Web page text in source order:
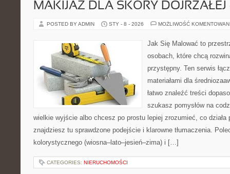
MAKIJAŻ DLA SKÓRY DOJRZAŁEJ
POSTED BY ADMIN STY - 8 - 2026 MOŻLIWOŚĆ
Jak Się Malować to
osobach, które chcą
przystępny. Ten serwis
materiałami dla
łatwo znaleźć treści
szukasz pomysłów na
wielkie wyjście albo chcesz po prostu lepiej zrozumieć, co działa
znajdziesz tu sprawdzone podejście i klarowne tłumaczenia.
kolorystycznego (wiosna–lato–jesień–zima) i […]
CATEGORIES: NIERUCHOMOŚCI